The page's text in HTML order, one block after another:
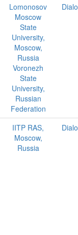
Lomonosov
Moscow
State
University,
Moscow,
Russia
Voronezh
State
University,
Russian
Federation
IITP RAS,
Moscow,
Russia